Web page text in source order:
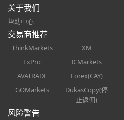
关于我们
帮助中心
交易商推荐
ThinkMarkets XM
FxPro
ICMarkets
AVATRADE
Forex(CAY)
GOMarkets
DukasCopy(停
止返佣)
风险警告